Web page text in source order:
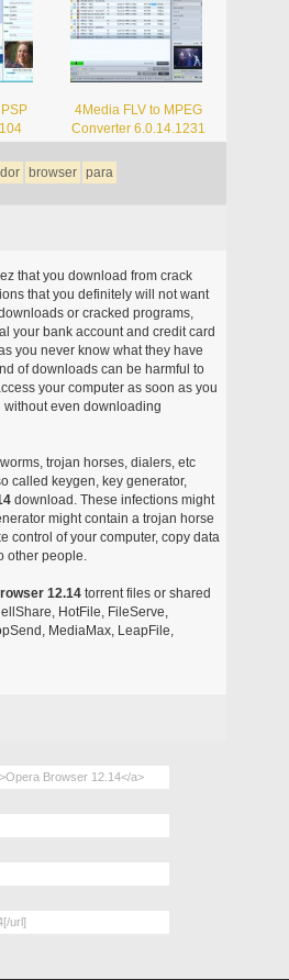
4Media FLV to MPEG
Converter 6.0.14.1231
browser para
that you download from crack
that you definitely will not want
or cracked programs,
your bank account and credit card
you never know what they have
of downloads can be harmful to
your computer as soon as you
without even downloading
trojan horses, dialers, etc
called keygen, key generator,
download. These infections might
might contain a trojan horse
control of your computer, copy data
other people.
12.14torrent files or shared
HotFile, FileServe,
MediaMax, LeapFile,